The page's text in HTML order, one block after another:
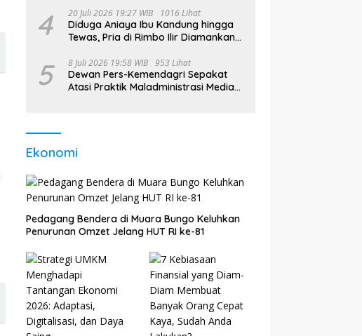
4 20 Juli 2026 19:27 WIB 1016 Lihat
Diduga Aniaya Ibu Kandung hingga
Tewas, Pria di Rimbo Ilir Diamankan
5 8 Juli 2026 19:58 WIB 953 Lihat
Dewan Pers-Kemendagri Sepakat
Atasi Praktik Maladministrasi Media
Ekonomi
Pedagang Bendera di Muara Bungo Keluhkan
Penurunan Omzet Jelang HUT RI ke-81